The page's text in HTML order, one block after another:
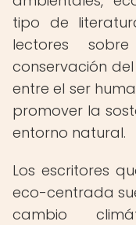
tipo de
lectores
conservación
entre el ser
promover la
entorno natural.
Los escritores
eco-centrada
cambio